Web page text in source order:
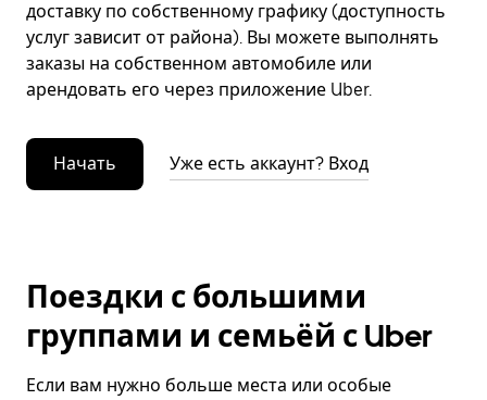
доставку по собственному графику (доступность
услуг зависит от района). Вы можете выполнять
заказы на собственном автомобиле или
арендовать его через приложение Uber.
Начать Уже есть аккаунт? Вход
Поездки с большими
группами и семьёй с Uber
Если вам нужно больше места или особые